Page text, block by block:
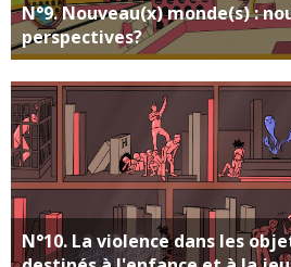
N°9. Nouveau(x) monde(s) :
perspectives?
N°10. La violence dans les